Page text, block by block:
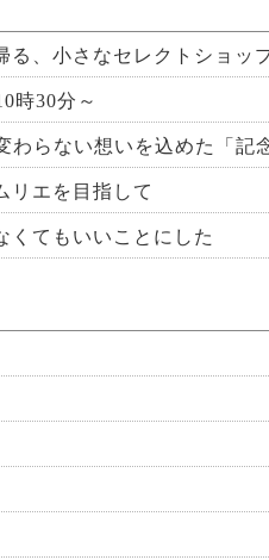
る、小さなセレクトショッ
時30分～
わらない想いを込めた「記
リエを目指して
くてもいいことにした